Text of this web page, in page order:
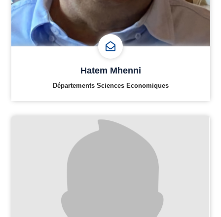
Hatem Mhenni
Départements Sciences Economiques